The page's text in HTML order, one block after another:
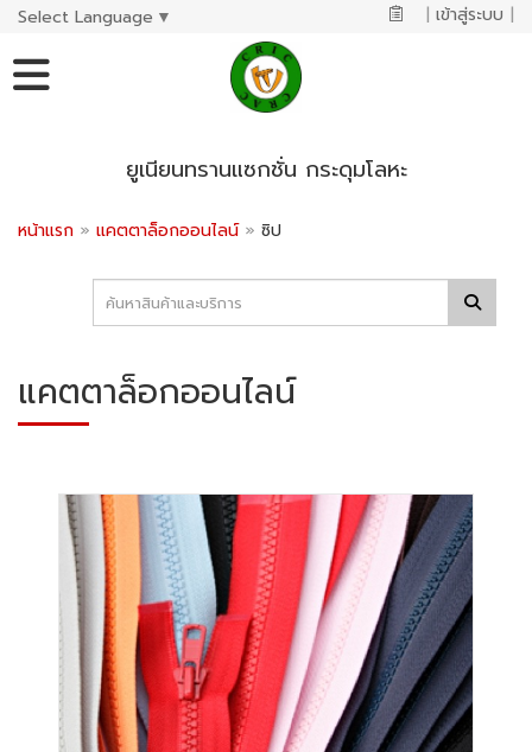
Select Language ▼ | เข้าสู่ระบบ |
ยูเนียนทรานแซกชั่น กระดุมโลหะ
หน้าแรก » แคตตาล็อกออนไลน์ » ซิป
แคตตาล็อกออนไลน์